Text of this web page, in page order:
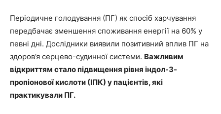
Періодичне голодування (ПГ) як спосіб харчування
передбачає зменшення споживання енергії на 60% у
певні дні. Дослідники виявили позитивний вплив ПГ на
здоров’я серцево-судинної системи. Важливим
відкриттям стало підвищення рівня індол-3-
пропіонової кислоти (ІПК) у пацієнтів, які
практикували ПГ.